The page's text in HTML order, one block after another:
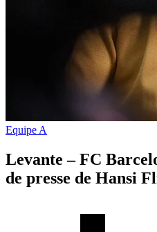
Equipe A
Levante – FC
de presse de Hansi